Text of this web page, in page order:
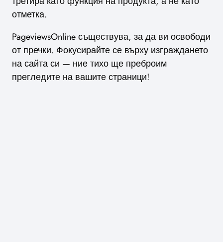
отметка.
PageviewsOnline съществува, за да ви освободи
от пречки. Фокусирайте се върху изграждането
на сайта си — ние тихо ще преброим
прегледите на вашите страници!